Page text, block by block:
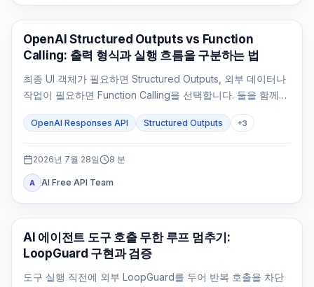
OpenAI API
OpenAI Structured Outputs vs Function
Calling: 출력 형식과 실행 흐름을 구분하는 법
최종 UI 객체가 필요하면 Structured Outputs, 외부 데이터나
작업이 필요하면 Function Calling을 선택합니다. 둘을 함께
쓰는 것은 도구 결과 뒤에도 타입이 정해진 최종 응답이 필요
할 때뿐입니다.
OpenAI Responses API Structured Outputs +3
2026년 7월 28일 8 분
A AI Free API Team
AI API
AI 에이전트 도구 호출 무한 루프 멈추기:
LoopGuard 구현과 검증
도구 실행 직전에 외부 LoopGuard를 두어 반복 호출을 차단